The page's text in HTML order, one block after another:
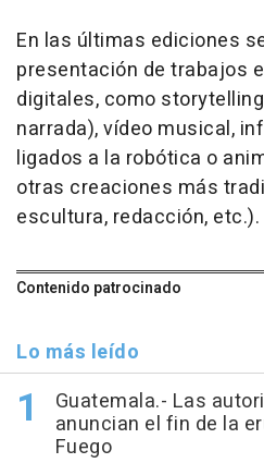
En las últimas ediciones
presentación de trabajos
digitales, como
narrada), vídeo musical,
ligados a la robótica o
otras creaciones más
escultura, redacción, etc.).
Contenido patrocinado
Lo más leído
Guatemala.- Las
anuncian el fin de la
Fuego